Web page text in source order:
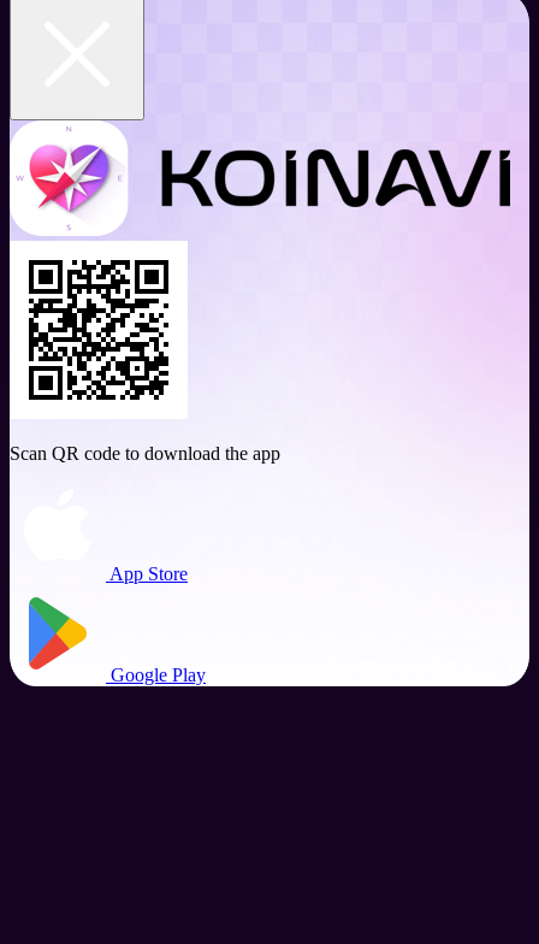
Scan QR code to download the app
App Store
Google Play